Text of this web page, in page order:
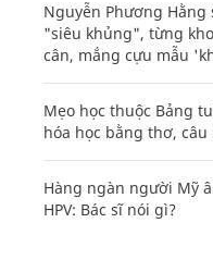
Nguyễn Phương
"siêu khủng", từng
cân, mắng cựu mẫu
Mẹo học thuộc Bảng
hóa học bằng thơ, câu
Hàng ngàn người Mỹ
HPV: Bác sĩ nói gì?